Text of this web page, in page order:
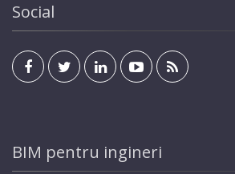
Social
BIM pentru ingineri